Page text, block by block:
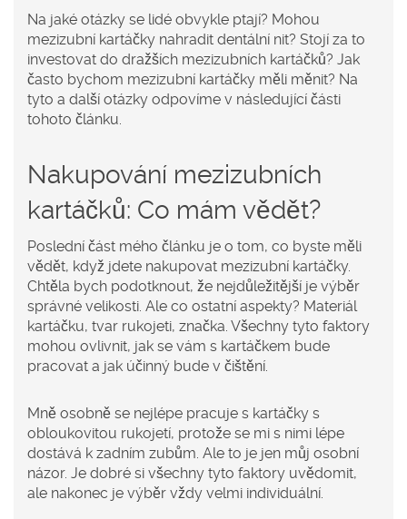
Na jaké otázky se lidé obvykle ptají? Mohou
mezizubní kartáčky nahradit dentální nit? Stojí za to
investovat do dražších mezizubních kartáčků? Jak
často bychom mezizubní kartáčky měli měnit? Na
tyto a další otázky odpovíme v následující části
tohoto článku.
Nakupování mezizubních
kartáčků: Co mám vědět?
Poslední část mého článku je o tom, co byste měli
vědět, když jdete nakupovat mezizubní kartáčky.
Chtěla bych podotknout, že nejdůležitější je výběr
správné velikosti. Ale co ostatní aspekty? Materiál
kartáčku, tvar rukojeti, značka. Všechny tyto faktory
mohou ovlivnit, jak se vám s kartáčkem bude
pracovat a jak účinný bude v čištění.
Mně osobně se nejlépe pracuje s kartáčky s
obloukovitou rukojetí, protože se mi s nimi lépe
dostává k zadním zubům. Ale to je jen můj osobní
názor. Je dobré si všechny tyto faktory uvědomit,
ale nakonec je výběr vždy velmi individuální.